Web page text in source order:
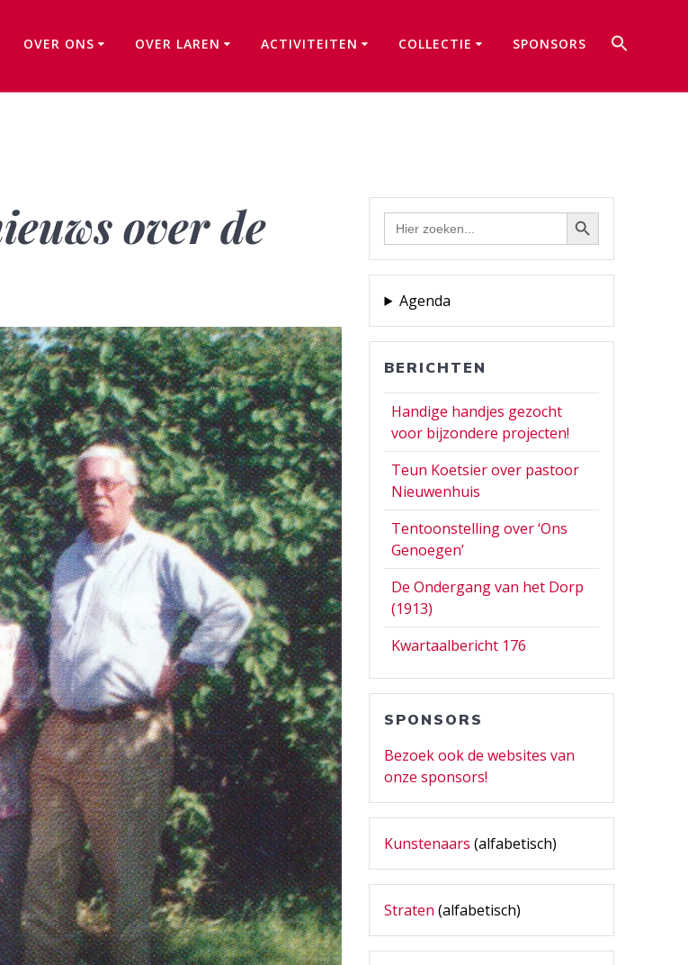
OVER ONS OVER LAREN ACTIVITEITEN COLLECTIE SPONSORS
over de
Zoek
naar:
Zoekknop
Agenda
BERICHTEN
Handige handjes gezocht
voor bijzondere projecten!
Teun Koetsier over pastoor
Nieuwenhuis
Tentoonstelling over ‘Ons
Genoegen’
De Ondergang van het Dorp
(1913)
Kwartaalbericht 176
SPONSORS
Bezoek ook de websites van
onze sponsors!
Kunstenaars (alfabetisch)
Straten (alfabetisch)